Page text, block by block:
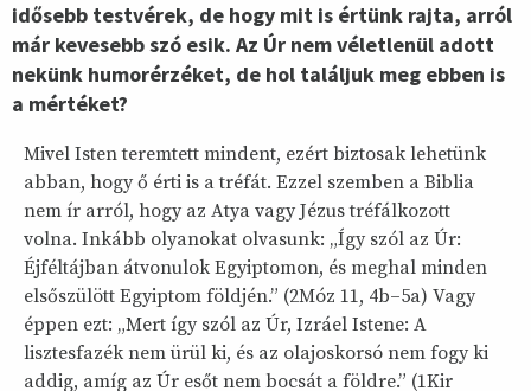
idősebb testvérek, de hogy mit is értünk rajta, arról
már kevesebb szó esik. Az Úr nem véletlenül adott
nekünk humorérzéket, de hol találjuk meg ebben is
a mértéket?
Mivel Isten teremtett mindent, ezért biztosak lehetünk
abban, hogy ő érti is a tréfát. Ezzel szemben a Biblia
nem ír arról, hogy az Atya vagy Jézus tréfálkozott
volna. Inkább olyanokat olvasunk: „Így szól az Úr:
Éjféltájban átvonulok Egyiptomon, és meghal minden
elsőszülött Egyiptom földjén.” (2Móz 11, 4b–5a) Vagy
éppen ezt: „Mert így szól az Úr, Izráel Istene: A
lisztesfazék nem ürül ki, és az olajoskorsó nem fogy ki
addig, amíg az Úr esőt nem bocsát a földre.” (1Kir